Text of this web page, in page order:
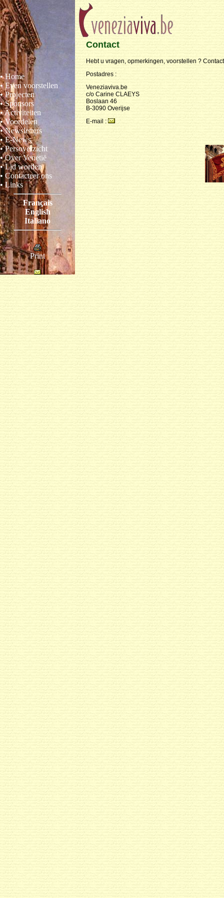
• Home
• Even voorstellen
• Projecten
• Sponsors
• Activiteiten
• Voordelen
• Newsletters
• E-News
• Persoverzicht
• Over Venetië
• Lid worden
• Contacteer ons
• Links
Français
English
Italiano
Print
Contact
Hebt u vragen, opmerkingen, voorstellen ?
Postadres :
Veneziaviva.be
c/o Carine CLAEYS
Boslaan 46
B-3090 Overijse
E-mail :